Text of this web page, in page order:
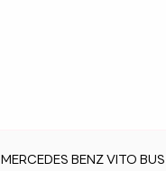
MERCEDES BENZ VITO